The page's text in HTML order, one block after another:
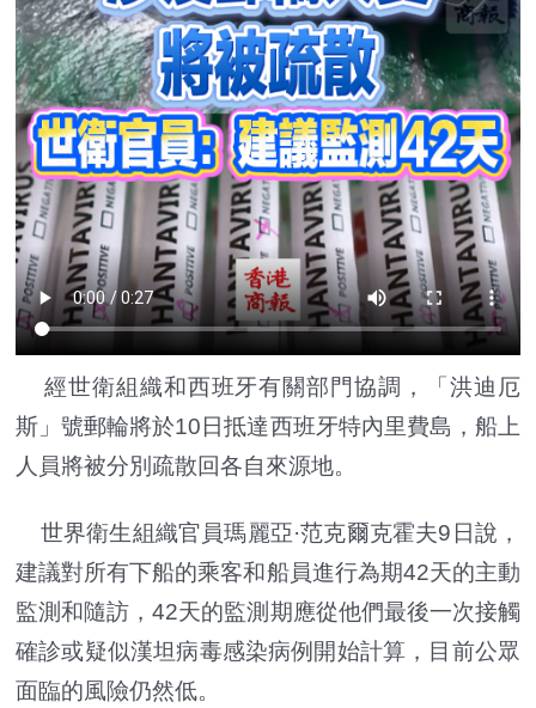
經世衛組織和西班牙有關部門協調，「洪迪厄
斯」號郵輪將於10日抵達西班牙特內里費島，船上
人員將被分別疏散回各自來源地。
世界衛生組織官員瑪麗亞·范克爾克霍夫9日說，
建議對所有下船的乘客和船員進行為期42天的主動
監測和隨訪，42天的監測期應從他們最後一次接觸
確診或疑似漢坦病毒感染病例開始計算，目前公眾
面臨的風險仍然低。